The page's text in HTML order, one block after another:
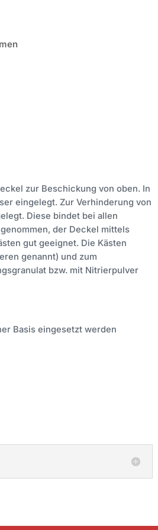
zur Beschickung von oben. In
eingelegt. Zur Verhinderung von
Diese bindet bei allen
der Deckel mittels
gut geeignet. Die Kästen
genannt) und zum
bzw. mit Nitrierpulver
Basis eingesetzt werden